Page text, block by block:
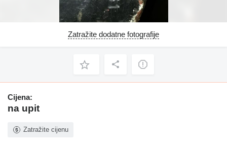
Zatražite dodatne fotografije
Cijena:
na upit
Zatražite cijenu